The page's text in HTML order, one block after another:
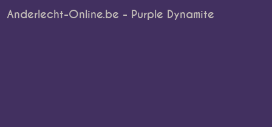
Anderlecht-Online.be - Purple Dynamite